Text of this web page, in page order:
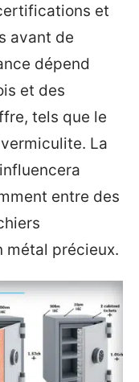
et
avant de
dépend
et des
tels que le
La
entre des
métal précieux.